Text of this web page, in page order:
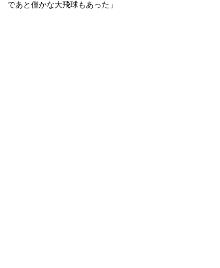
であと僅かな大飛球もあった」